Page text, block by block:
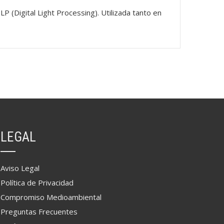
(Digital Light Processing). Utilizada tanto en
LEGAL
Aviso Legal
Política de Privacidad
Compromiso Medioambiental
Preguntas Frecuentes